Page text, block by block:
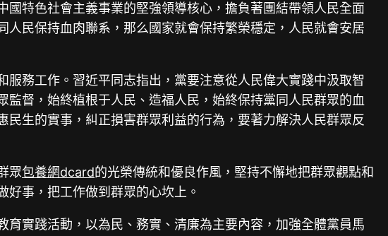
特色社會主義事業的堅強領導核心，擔負著團結帶領人民全面
民保持血肉聯系，那么國家就會保持繁榮穩定，人民就會安居
務工作。習近平同志指出，黨要注意從人民偉大實踐中汲取智
督，始終植根于人民、造福人民，始終保持黨同人民群眾的血
生的實事，糾正損害群眾利益的行為，要著力解決人民群眾反
眾包養網dcard的光榮傳統和優良作風，堅持不懈地把群眾觀點和
事，把工作做到群眾的心坎上。
實踐活動，以為民、務實、清廉為主要內容，加強全體黨員馬